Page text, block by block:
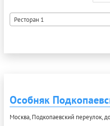
Ресторан 1
Особняк
Москва, Подкопаевский переулок,